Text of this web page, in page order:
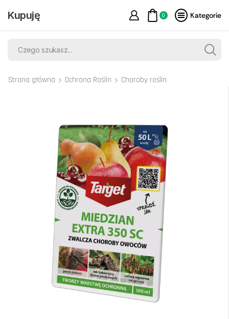
Kupuję 0 Kategorie
Strona główna Ochrona Roślin Choroby roślin